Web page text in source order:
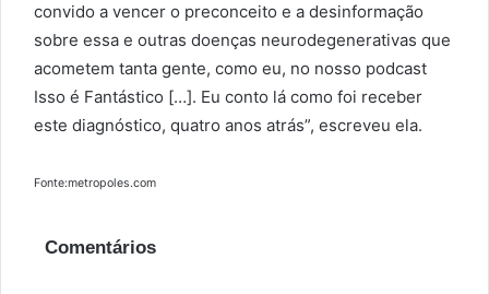
convido a vencer o preconceito e a desinformação
sobre essa e outras doenças neurodegenerativas que
acometem tanta gente, como eu, no nosso podcast
Isso é Fantástico […]. Eu conto lá como foi receber
este diagnóstico, quatro anos atrás”, escreveu ela.
Fonte:metropoles.com
Comentários